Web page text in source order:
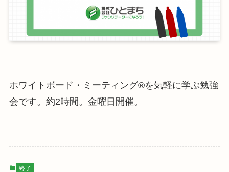
ホワイトボード・ミーティング®を気軽に学ぶ勉強
会です。 約2時間。金曜日開催。
終了